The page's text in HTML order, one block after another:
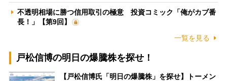
不透明相場に勝つ信用取引の極意 投資コミック「俺がカブ番
長！」【第9回】
一覧を見る
戸松信博の明日の爆騰株を探せ！
【戸松信博氏「明日の爆騰株」を探せ】トーメン